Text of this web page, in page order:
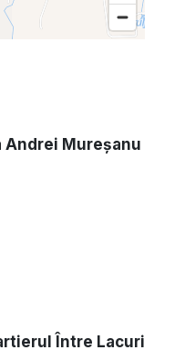
Andrei Mureșanu
Între Lacuri